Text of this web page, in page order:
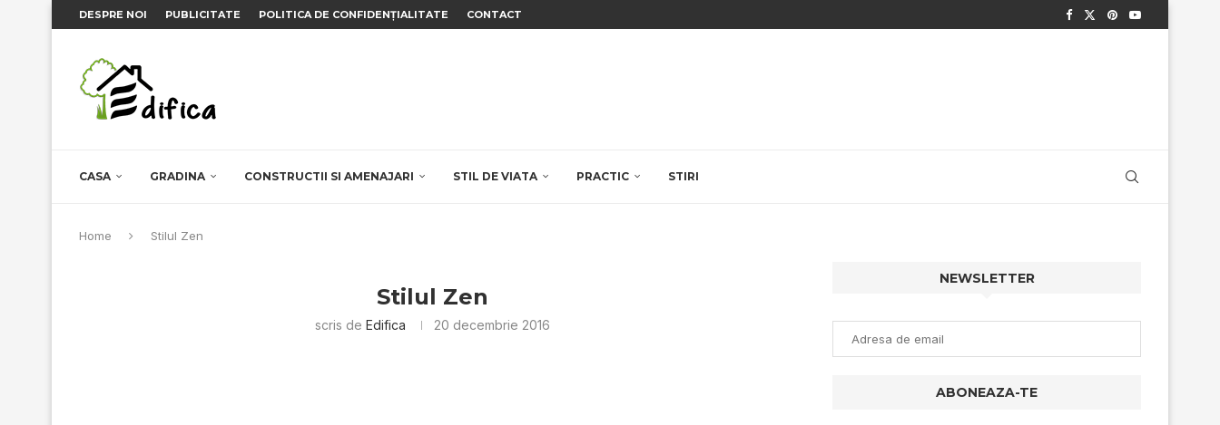
DESPRE NOI PUBLICITATE POLITICA DE CONFIDENȚIALITATE CONTACT
CASA GRADINA CONSTRUCTII SI AMENAJARI STIL DE VIATA PRACTIC STIRI
Home Stilul Zen
Stilul Zen
scris deEdifica 20 decembrie 2016
NEWSLETTER